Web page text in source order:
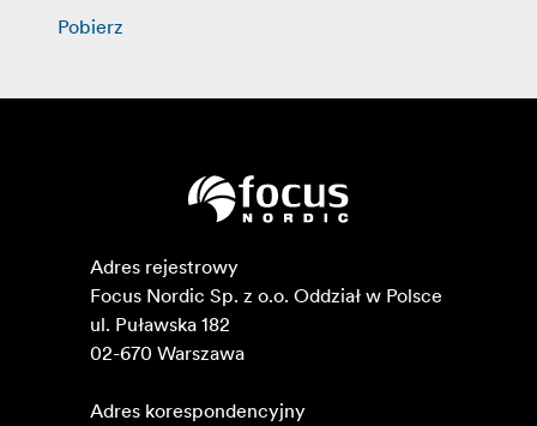
Pobierz
Adres rejestrowy
Focus Nordic Sp. z o.o. Oddział w Polsce
ul. Puławska 182
02-670 Warszawa
Adres korespondencyjny